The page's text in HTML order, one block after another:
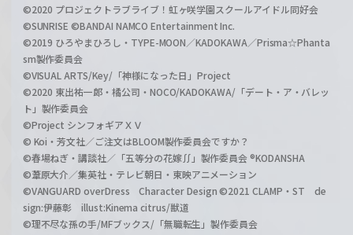
©2020 プロジェクトラブライブ！虹ヶ咲学園スクールアイドル同好会
©SUNRISE ©BANDAI NAMCO Entertainment Inc.
©2019 ひろやまひろし・TYPE-MOON／KADOKAWA／Prisma☆Phanta
sm製作委員会
©VISUAL ARTS/Key/「神様になった日」Project
©2020 東出祐一郎・橘公司・NOCO/KADOKAWA/「デート・ア・バレッ
ト」製作委員会
©Project シンフォギアＸＶ
© Koi・芳文社／ご注文はBLOOM製作委員会ですか？
©春場ねぎ・講談社／「五等分の花嫁∬」製作委員会 ®KODANSHA
©葦原大介／集英社・テレビ朝日・東映アニメーション
©VANGUARD overDress Character Design ©2021 CLAMP・ST de
sign:伊藤彰 illust:Kinema citrus/獣道
©理不尽な孫の手/MFブックス/「無職転生」製作委員会